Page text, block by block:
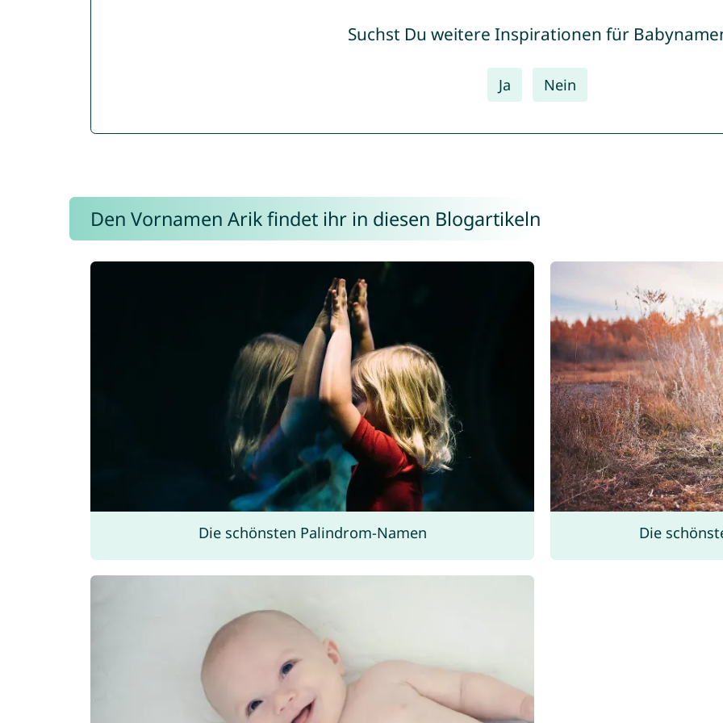
Suchst Du weitere Inspirationen für
Ja Nein
Den Vornamen Arik findet ihr in diesen Blogartikeln
Die schönsten Palindrom-Namen Die